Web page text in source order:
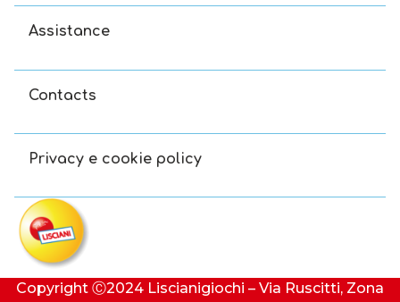
Assistance
Contacts
Privacy e cookie policy
Copyright Ⓒ2024 Liscianigiochi – Via Ruscitti, Zona